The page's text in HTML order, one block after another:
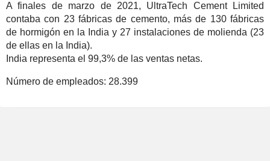
A finales de marzo de 2021, UltraTech Cement Limited
contaba con 23 fábricas de cemento, más de 130 fábricas
de hormigón en la India y 27 instalaciones de molienda (23
de ellas en la India).
India representa el 99,3% de las ventas netas.
Número de empleados: 28.399